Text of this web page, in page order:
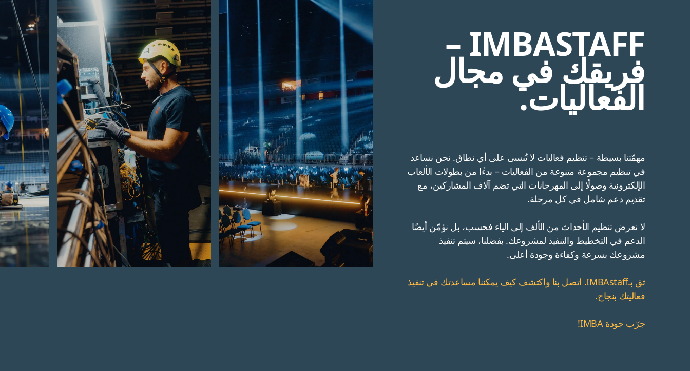
IMBASTAFF –
فريقك في مجال
الفعاليات.
مهمّتنا بسيطة – تنظيم فعاليات لا تُنسى على أي نطاق. نحن نساعد
في تنظيم مجموعة متنوعة من الفعاليات – بدءًا من بطولات الألعاب
الإلكترونية وصولًا إلى المهرجانات التي تضم آلاف المشاركين، مع
تقديم دعم شامل في كل مرحلة.
لا نعرض تنظيم الأحداث من الألف إلى الياء فحسب، بل نؤمّن أيضًا
الدعم في التخطيط والتنفيذ لمشروعك. بفضلنا، سيتم تنفيذ
مشروعك بسرعة وكفاءة وجودة أعلى.
ثق بـIMBAstaff. اتصل بنا واكتشف كيف يمكننا مساعدتك في تنفيذ
فعاليتك بنجاح.
جرّب جودة IMBA!